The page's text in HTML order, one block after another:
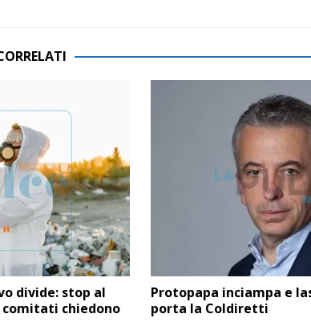
divide: stop al
comitati chiedono
Protopapa inciampa e
porta la Coldiretti